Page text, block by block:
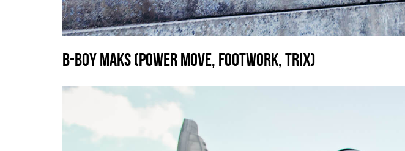
B-BOY MAKS (POWER MOVE, FOOTWORK, TRIX)